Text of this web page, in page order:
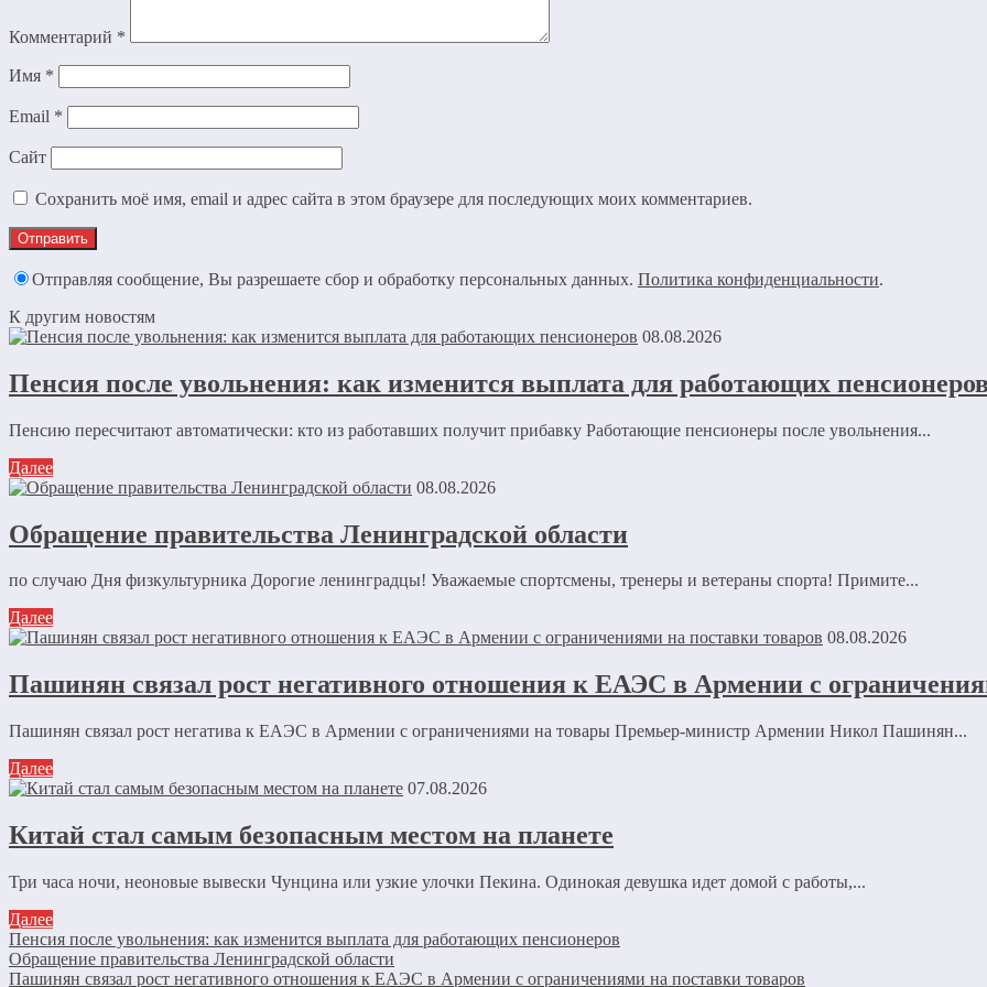
Комментарий *
Имя *
Email *
Сайт
Сохранить моё имя, email и адрес сайта в этом браузере для последующих моих комментариев.
Отправляя сообщение, Вы разрешаете сбор и обработку персональных данных. Политика конфиденциальности.
К другим новостям
08.08.2026
Пенсия после увольнения: как изменится выплата для работающих
Пенсию пересчитают автоматически: кто из работавших получит прибавку Работающие пенсионеры после увольнения...
Далее
08.08.2026
Обращение правительства Ленинградской области
по случаю Дня физкультурника Дорогие ленинградцы! Уважаемые спортсмены, тренеры и ветераны спорта! Примите...
Далее
08.08.2026
Пашинян связал рост негативного отношения к ЕАЭС в Армении с
Пашинян связал рост негатива к ЕАЭС в Армении с ограничениями на товары Премьер-министр Армении Никол Пашинян...
Далее
07.08.2026
Китай стал самым безопасным местом на планете
Три часа ночи, неоновые вывески Чунцина или узкие улочки Пекина. Одинокая девушка идет домой с работы,...
Далее
Пенсия после увольнения: как изменится выплата для работающих пенсионеров
Обращение правительства Ленинградской области
Пашинян связал рост негативного отношения к ЕАЭС в Армении с ограничениями на поставки товаров